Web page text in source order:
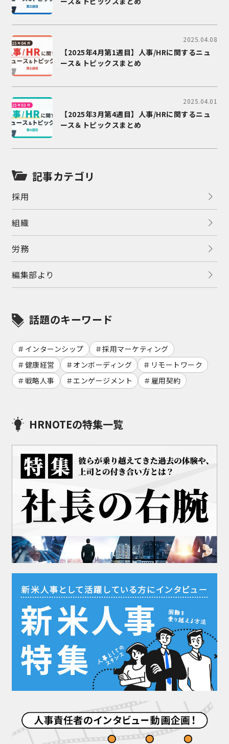
2025.04.08
【2025年4月第1週目】人事/HRに関するニュ
ース＆トピックスまとめ
2025.04.01
【2025年3月第4週目】人事/HRに関するニュ
ース＆トピックスまとめ
記事カテゴリ
採用
組織
労務
編集部より
話題のキーワード
インターンシップ
採用マーケティング
健康経営
オンボーディング
リモートワーク
戦略人事
エンゲージメント 雇用契約
HRNOTEの特集一覧